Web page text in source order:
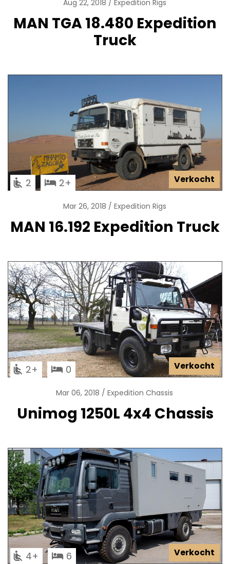
Aug 22, 2018 Expedition Rigs
MAN TGA 18.480 Expedition
Truck
Verkocht
2 2
Mar 26, 2018 Expedition Rigs
MAN 16.192 Expedition Truck
Verkocht
2 0
Mar 06, 2018 Expedition Chassis
Unimog 1250L 4x4 Chassis
Verkocht
4 6